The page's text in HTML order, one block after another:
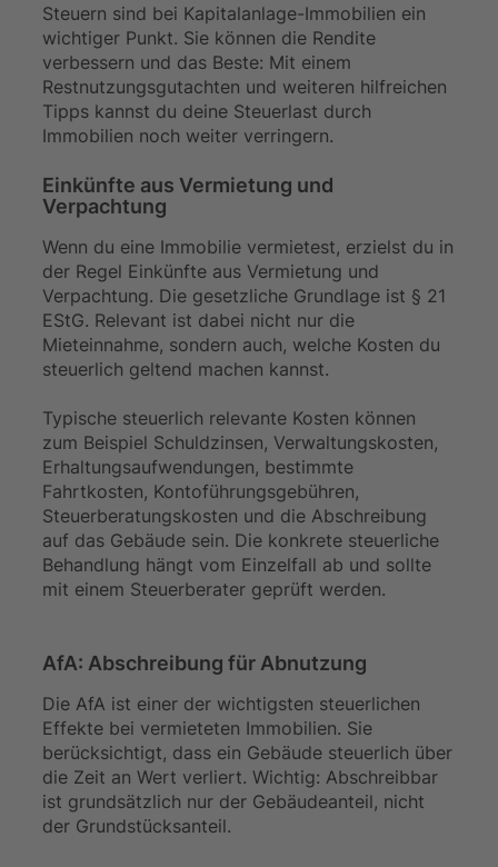
Steuern sind bei Kapitalanlage-Immobilien ein
wichtiger Punkt. Sie können die Rendite
verbessern und das Beste: Mit einem
Restnutzungsgutachten und weiteren hilfreichen
Tipps kannst du deine Steuerlast durch
Immobilien noch weiter verringern.
Einkünfte aus Vermietung und
Verpachtung
Wenn du eine Immobilie vermietest, erzielst du in
der Regel Einkünfte aus Vermietung und
Verpachtung. Die gesetzliche Grundlage ist § 21
EStG. Relevant ist dabei nicht nur die
Mieteinnahme, sondern auch, welche Kosten du
steuerlich geltend machen kannst.
Typische steuerlich relevante Kosten können
zum Beispiel Schuldzinsen, Verwaltungskosten,
Erhaltungsaufwendungen, bestimmte
Fahrtkosten, Kontoführungsgebühren,
Steuerberatungskosten und die Abschreibung
auf das Gebäude sein. Die konkrete steuerliche
Behandlung hängt vom Einzelfall ab und sollte
mit einem Steuerberater geprüft werden.
AfA: Abschreibung für Abnutzung
Die AfA ist einer der wichtigsten steuerlichen
Effekte bei vermieteten Immobilien. Sie
berücksichtigt, dass ein Gebäude steuerlich über
die Zeit an Wert verliert. Wichtig: Abschreibbar
ist grundsätzlich nur der Gebäudeanteil, nicht
der Grundstücksanteil.